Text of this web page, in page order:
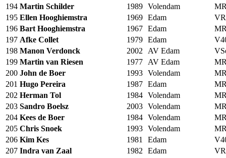
194 Martin Schilder 1989 Volendam
195 Ellen Hooghiemstra 1969 Edam
196 Bart Hooghiemstra 1967 Edam
197 Afke Collet 1979 Edam
198 Manon Verdonck 2002 AV Edam
199 Martin van Riesen 1977 AV Edam
200 John de Boer 1993 Volendam
201 Hugo Pereira 1987 Edam
202 Herman Tol 1984 Volendam
203 Sandro Boelsz 2003 Volendam
204 Kees de Boer 1984 Volendam
205 Chris Snoek 1993 Volendam
206 Kim Kes 1981 Edam
207 Indra van Zaal 1982 Edam